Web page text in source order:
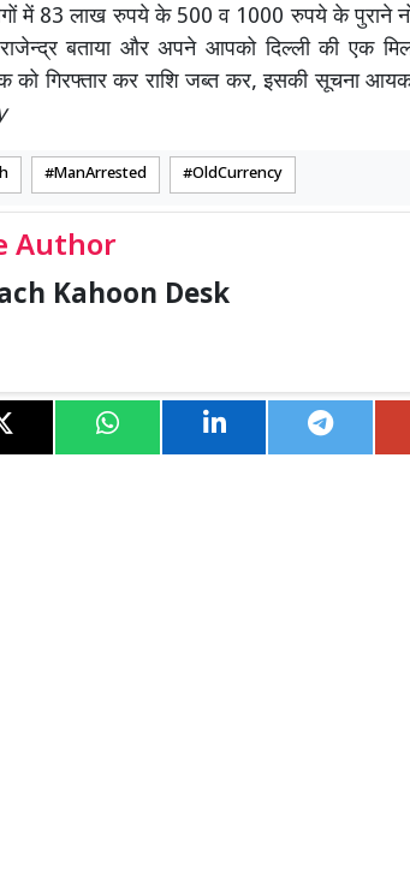
में 83 लाख रुपये के 500 व 1000 रुपये के पुराने
बताया और अपने आपको दिल्ली की एक
को गिरफ्तार कर राशि जब्त कर, इसकी सूचना
ManArrested OldCurrency
Author
Kahoon Desk